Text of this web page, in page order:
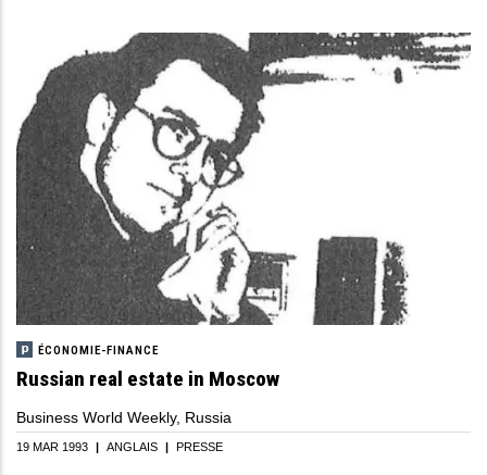
Marchés En
Développement
Europe De L'est
EAU
Économie Mondiale
Endettement
ÉCONOMIE-FINANCE
Russian real estate in Moscow
Business World Weekly, Russia
19 MAR 1993 | ANGLAIS | PRESSE